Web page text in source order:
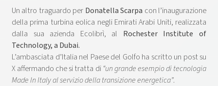
Un altro traguardo per Donatella Scarpa con l’inaugurazione
della prima turbina eolica negli Emirati Arabi Uniti, realizzata
dalla sua azienda Ecolibrì, al Rochester Institute of
Technology, a Dubai.
L’ambasciata d’Italia nel Paese del Golfo ha scritto un post su
X affermando che si tratta di “un grande esempio di tecnologia
Made In Italy al servizio della transizione energetica”.